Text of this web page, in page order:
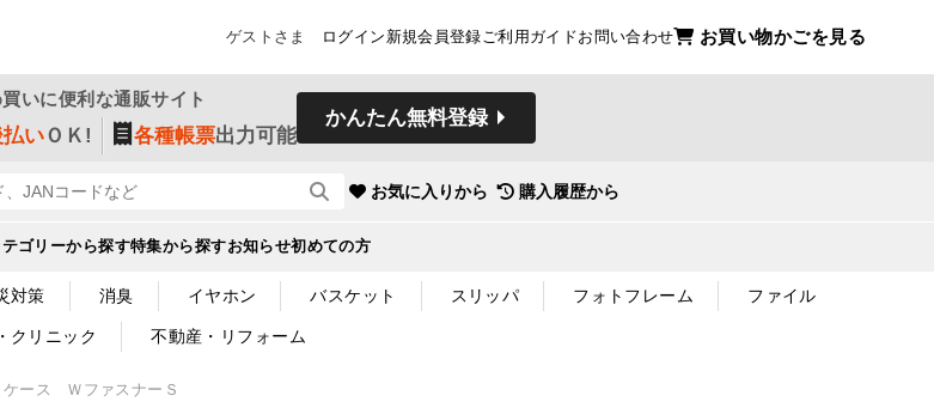
ゲストさま ログイン 新規会員登録ご利用ガイドお問い合わせ お買い物かごを見る
いに便利な通販サイト
いＯＫ! 各種帳票出力可能
かんたん無料登録
お気に入りから 購入履歴から
テゴリーから探す特集から探すお知らせ初めての方
対策 消臭 イヤホン バスケット スリッパ フォトフレーム ファイル
クリニック 不動産・リフォーム
ケース ＷファスナーＳ